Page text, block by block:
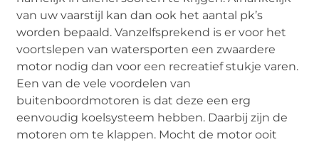
van uw vaarstijl kan dan ook het aantal pk’s
worden bepaald. Vanzelfsprekend is er voor het
voortslepen van watersporten een zwaardere
motor nodig dan voor een recreatief stukje varen.
Een van de vele voordelen van
buitenboordmotoren is dat deze een erg
eenvoudig koelsysteem hebben. Daarbij zijn de
motoren om te klappen. Mocht de motor ooit